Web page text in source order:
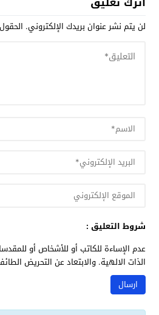
لن يتم نشر عنوان بريدك الإلكتروني.
شروط التعليق :
عدم الإساءة للكاتب أو للأشخاص أو
الذات الالهية. والابتعاد عن التحريض